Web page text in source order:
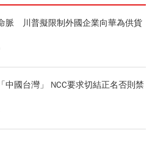
脈 川普擬限制外國企業向華為供貨
中國台灣」 NCC要求切結正名否則禁